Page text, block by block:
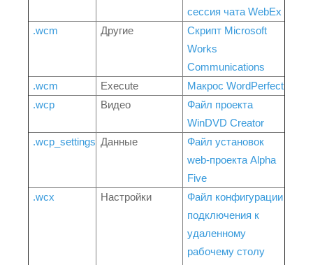
сессия чата WebEx
.wcm
Другие
Скрипт Microsoft
Works
Communications
.wcm
Execute
Макрос WordPerfect
.wcp
Видео
Файл проекта
WinDVD Creator
.wcp_settings Данные
Файл установок
web-проекта Alpha
Five
.wcx
Настройки
Файл конфигурации
подключения к
удаленному
рабочему столу